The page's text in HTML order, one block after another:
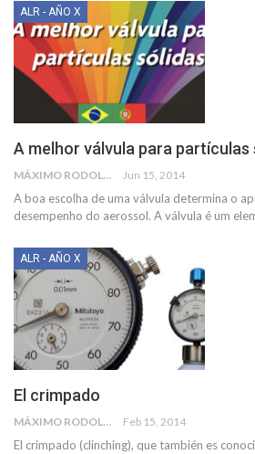
ALR - AÑO X
A melhor válvula para partículas
MÁXIMO RODOLFO KUSSELEWSKI Jun 15, 2014
A boa escolha de uma válvula determina o
desempenho do aerossol. A válvula é um
ALR - AÑO X
El crimpado
MÁXIMO RODOLFO KUSSELEWSKI Feb 15, 2014
El crimpado (clinching), que también es